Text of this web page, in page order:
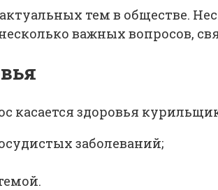
тем в обществе.
важных вопросов,
здоровья
заболеваний;